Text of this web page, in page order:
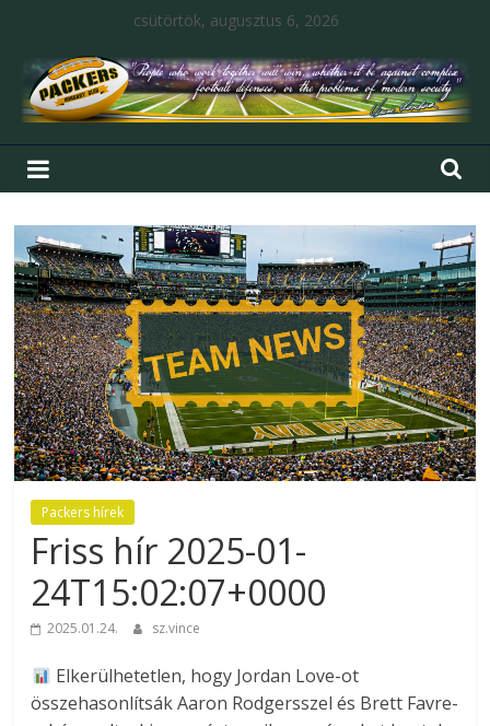
csütörtök, augusztus 6, 2026
Packers hírek
Friss hír 2025-01-
24T15:02:07+0000
2025.01.24. sz.vince
Elkerülhetetlen, hogy Jordan Love-ot
összehasonlítsák Aaron Rodgersszel és Brett Favre-